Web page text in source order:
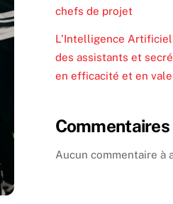
chefs de projet
L’Intelligence
des assistants et
en efficacité et en
Aucun commentaire à